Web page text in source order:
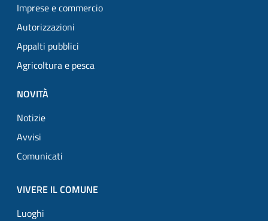
Imprese e commercio
Autorizzazioni
Appalti pubblici
Agricoltura e pesca
NOVITÀ
Notizie
Avvisi
Comunicati
VIVERE IL COMUNE
Luoghi